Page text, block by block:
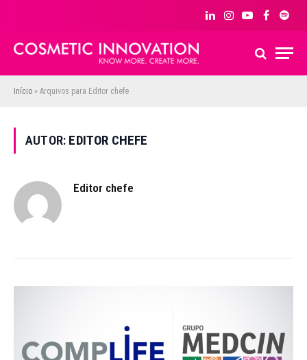
LinkedInInstagram
YouTubeFacebook
Início » Arquivos para Editor chefe
AUTOR: EDITOR CHEFE
Editor chefe